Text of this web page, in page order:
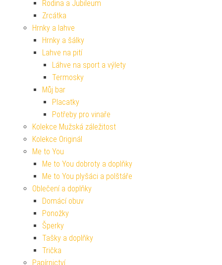
Rodina a Jubileum
Zrcátka
Hrnky a lahve
Hrnky a šálky
Lahve na pití
Láhve na sport a výlety
Termosky
Můj bar
Placatky
Potřeby pro vinaře
Kolekce Mužská záležitost
Kolekce Originál
Me to You
Me to You dobroty a doplňky
Me to You plyšáci a polštáře
Oblečení a doplňky
Domácí obuv
Ponožky
Šperky
Tašky a doplňky
Trička
Papírnictví